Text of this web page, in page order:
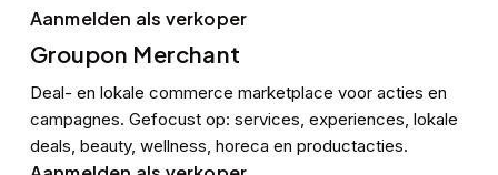
Aanmelden als verkoper
Groupon Merchant
Deal- en lokale commerce marketplace voor acties en
campagnes. Gefocust op: services, experiences, lokale
deals, beauty, wellness, horeca en productacties.